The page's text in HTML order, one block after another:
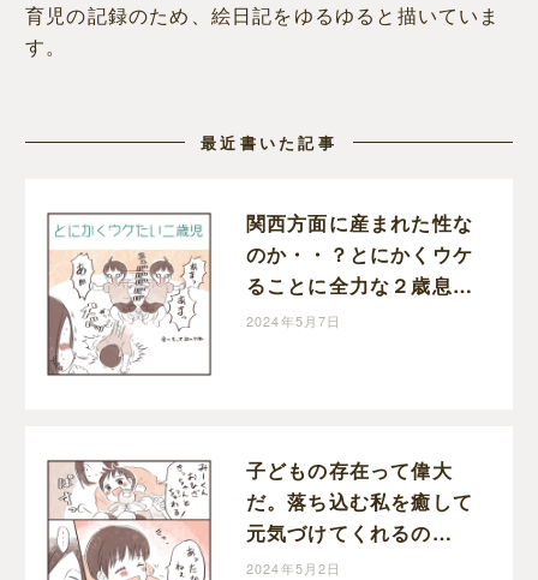
育児の記録のため、絵日記をゆるゆると描いていま
す。
最近書いた記事
関西方面に産まれた性な
のか・・？とにかくウケ
ることに全力な２歳息子
｜みつけにっき
2024年5月7日
子どもの存在って偉大
だ。落ち込む私を癒して
元気づけてくれるの
は・・長男の何気ない言
2024年5月2日